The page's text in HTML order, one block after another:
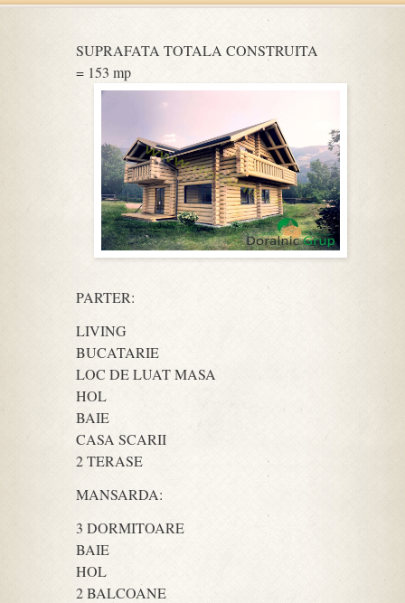
SUPRAFATA TOTALA CONSTRUITA
= 153 mp
PARTER:
LIVING
BUCATARIE
LOC DE LUAT MASA
HOL
BAIE
CASA SCARII
2 TERASE
MANSARDA:
3 DORMITOARE
BAIE
HOL
2 BALCOANE